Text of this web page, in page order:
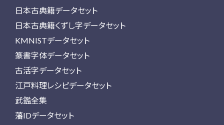
日本古典籍データセット
日本古典籍くずし字データセット
KMNISTデータセット
篆書字体データセット
古活字データセット
江戸料理レシピデータセット
武鑑全集
藩IDデータセット